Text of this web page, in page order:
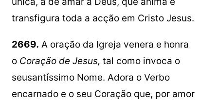
transfigura toda a acção em Cristo Jesus.
2669. A oração da Igreja venera e honra
o Coração de Jesus, tal como invoca o
seusantíssimo Nome. Adora o Verbo
encarnado e o seu Coração que, por amor